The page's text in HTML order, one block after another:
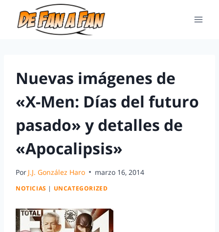
Nuevas imágenes de
«X-Men: Días del futuro
pasado» y detalles de
«Apocalipsis»
Por J.J. González Haro marzo 16, 2014
NOTICIAS | UNCATEGORIZED